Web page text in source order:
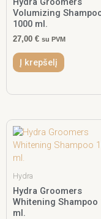
Volumizing
1000 ml.
27,00 € su PVM
Į krepšelį
Hydra
Hydra Groomers
Whitening Shampoo
ml.